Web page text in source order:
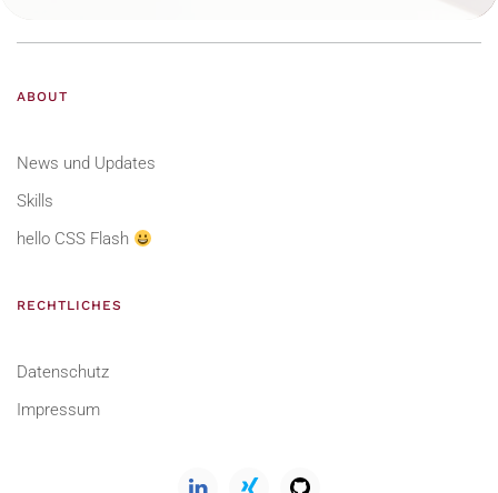
ABOUT
News und Updates
Skills
hello CSS Flash
RECHTLICHES
Datenschutz
Impressum